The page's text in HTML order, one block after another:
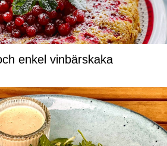
enkel vinbärskaka